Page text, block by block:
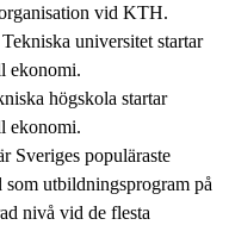
vid KTH.
universitet startar
ekonomi.
högskola startar
ekonomi.
Sveriges populäraste
utbildningsprogram på
nivå vid de flesta